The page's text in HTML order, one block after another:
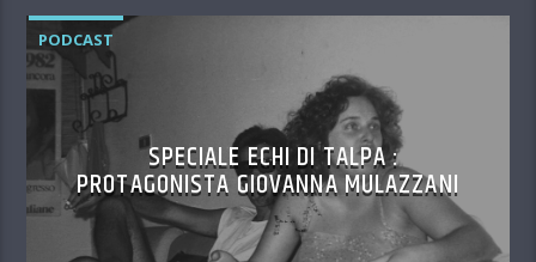
PODCAST
SPECIALE ECHI DI TALPA :
PROTAGONISTA GIOVANNA MULAZZANI